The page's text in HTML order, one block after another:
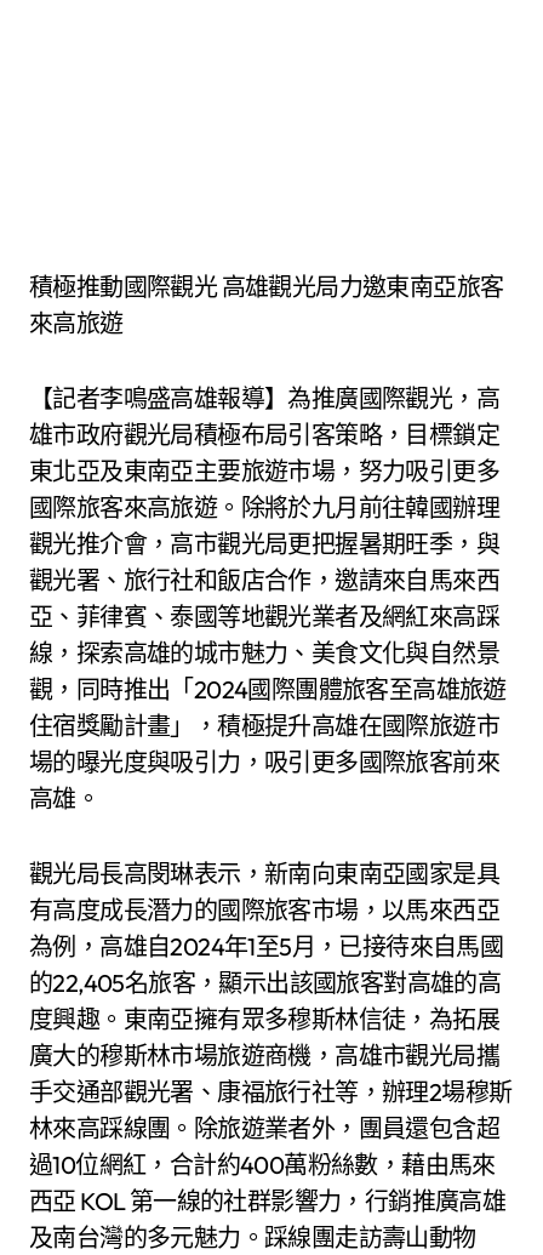
積極推動國際觀光 高雄觀光局力邀東南亞旅客
來高旅遊
【記者李鳴盛高雄報導】為推廣國際觀光，高
雄市政府觀光局積極布局引客策略，目標鎖定
東北亞及東南亞主要旅遊市場，努力吸引更多
國際旅客來高旅遊。除將於九月前往韓國辦理
觀光推介會，高市觀光局更把握暑期旺季，與
觀光署、旅行社和飯店合作，邀請來自馬來西
亞、菲律賓、泰國等地觀光業者及網紅來高踩
線，探索高雄的城市魅力、美食文化與自然景
觀，同時推出「2024國際團體旅客至高雄旅遊
住宿獎勵計畫」，積極提升高雄在國際旅遊市
場的曝光度與吸引力，吸引更多國際旅客前來
高雄。
觀光局長高閔琳表示，新南向東南亞國家是具
有高度成長潛力的國際旅客市場，以馬來西亞
為例，高雄自2024年1至5月，已接待來自馬國
的22,405名旅客，顯示出該國旅客對高雄的高
度興趣。東南亞擁有眾多穆斯林信徒，為拓展
廣大的穆斯林市場旅遊商機，高雄市觀光局攜
手交通部觀光署、康福旅行社等，辦理2場穆斯
林來高踩線團。除旅遊業者外，團員還包含超
過10位網紅，合計約400萬粉絲數，藉由馬來
西亞 KOL 第一線的社群影響力，行銷推廣高雄
及南台灣的多元魅力。踩線團走訪壽山動物